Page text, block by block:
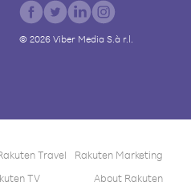
© 2026Viber Media S.à r.l.
Travel
Rakuten Marketing
TV About Rakuten